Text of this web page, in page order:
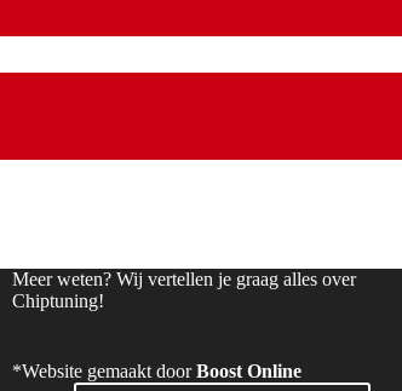
Meer weten? Wij vertellen je graag alles over
Chiptuning!
*Website gemaakt doorBoost Online